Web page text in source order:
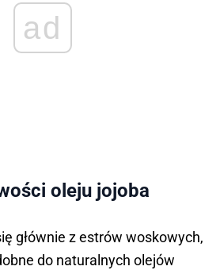
ad
oleju jojoba
głównie z estrów woskowych,
do naturalnych olejów